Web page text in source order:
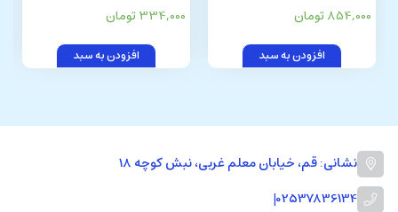
854,000 تومان
افزودن به سبد
334,000 تومان
افزودن به سبد
نشانی: قم، خیابان معلم غربی، نبش کوچه 18
02537836134
|